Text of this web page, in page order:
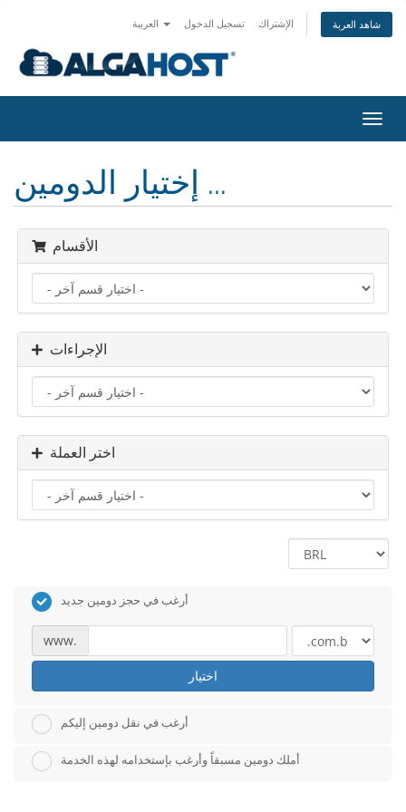
تسجيل الدخول الإشتراك شاهد العربة
تبديل
التنقل
إختيار الدومين ...
الأقسام
الإجراءات
اختر العملة
أرغب في حجز دومين جديد
www.
اختيار
أرغب في نقل دومين إليكم
أملك دومين مسبقاً وأرغب بإستخدامه لهذه الخدمة